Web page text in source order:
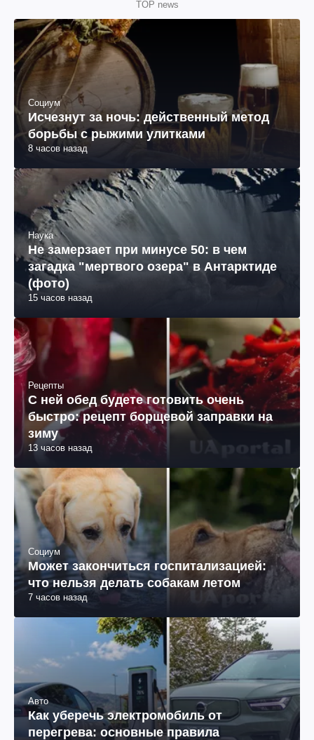
TOP news
Социум
Исчезнут за ночь: действенный метод
борьбы с рыжими улитками
8 часов назад
Наука
Не замерзает при минусе 50: в чем
загадка "мертвого озера" в Антарктиде
(фото)
15 часов назад
Рецепты
С ней обед будете готовить очень
быстро: рецепт борщевой заправки на
зиму
13 часов назад
Социум
Может закончиться госпитализацией:
что нельзя делать собакам летом
7 часов назад
Авто
Как уберечь электромобиль от
перегрева: основные правила